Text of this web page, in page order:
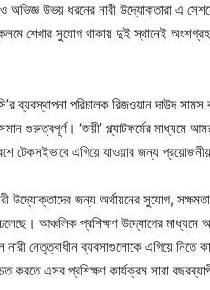
অভিজ্ঞ উভয় ধরনের নারী উদ্যোক্তারা এ
শেখার সুযোগ থাকায় দুই স্থানেই
ব্যবস্থাপনা পরিচালক রিজওয়ান দাউদ
গুরুত্বপূর্ণ। ‘জয়ী’ প্ল্যাটফর্মের মাধ্যমে
টেকসইভাবে এগিয়ে যাওয়ার জন্য
উদ্যোক্তাদের জন্য অর্থায়নের সুযোগ,
আঞ্চলিক প্রশিক্ষণ উদ্যোগের মাধ্যমে
নেতৃত্বাধীন ব্যবসাগুলোকে এগিয়ে নিতে
করতে এসব প্রশিক্ষণ কার্যক্রম সারা